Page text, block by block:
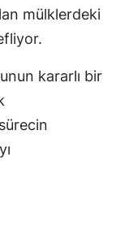
mülklerdeki
kararlı bir